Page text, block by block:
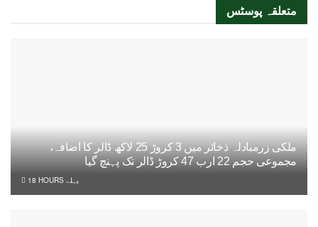
متعلقہ پوسٹس
ملکی زرمبادلہ ذخائر میں 3 کروڑ 25 لاکھ ڈالر کا اضافہ،
مجموعی حجم 22 ارب 47 کروڑ ڈالر تک پہنچ گیا
18 HOURS پہلے